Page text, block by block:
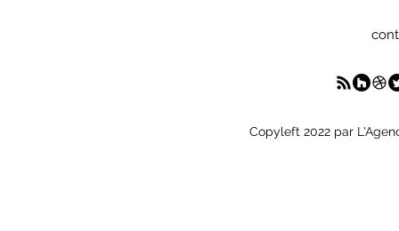
Copyleft 2022 par